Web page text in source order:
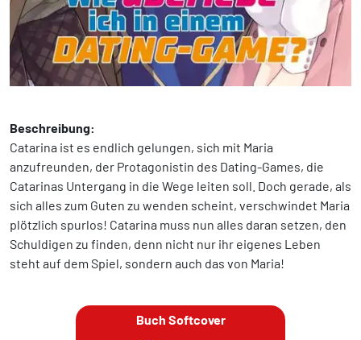
Beschreibung:
Catarina ist es endlich gelungen, sich mit Maria
anzufreunden, der Protagonistin des Dating-Games, die
Catarinas Untergang in die Wege leiten soll. Doch gerade, als
sich alles zum Guten zu wenden scheint, verschwindet Maria
plötzlich spurlos! Catarina muss nun alles daran setzen, den
Schuldigen zu finden, denn nicht nur ihr eigenes Leben
steht auf dem Spiel, sondern auch das von Maria!
Buch Softcover